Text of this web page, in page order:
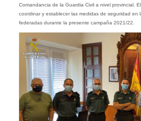
Comandancia de la Guardia Civil a nivel provincial.
coordinar y establecer las medidas de seguridad en
federadas durante la presente campaña 2021/22.